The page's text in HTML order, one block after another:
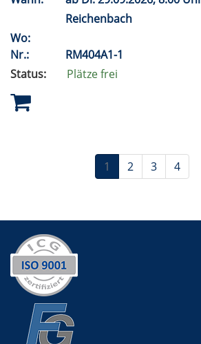
Reichenbach
Wo:
Nr.:
RM404A1-1
Status:
Plätze frei
1 2 3 4